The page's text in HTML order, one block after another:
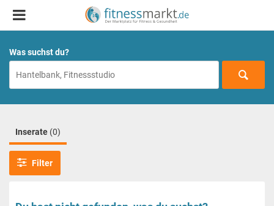
Was suchst du?
Inserate (0)
Filter